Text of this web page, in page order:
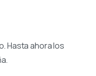
Hasta ahora los